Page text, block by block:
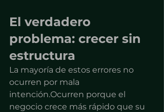
El verdadero
problema: crecer sin
estructura
La mayoría de estos errores no
ocurren por mala
intención.Ocurren porque el
negocio crece más rápido que su